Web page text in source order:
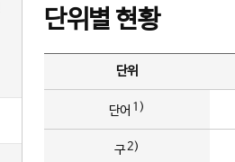
단위별 현황
단위
단어 1)
구2)